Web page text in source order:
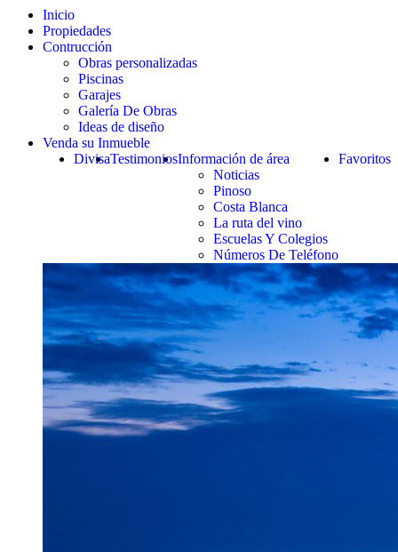
Inicio
Propiedades
Contrucción
Obras personalizadas
Piscinas
Garajes
Galería De Obras
Ideas de diseño
Venda su Inmueble
Favoritos
Información de área
Noticias
Pinoso
Costa Blanca
La ruta del vino
Escuelas Y Colegios
Números De Teléfono
Testimonios
Divisa